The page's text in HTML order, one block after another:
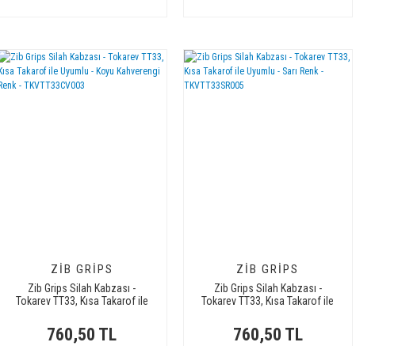
ZIB GRIPS
Zib Grips Silah Kabzası -
Tokarev TT33, Kısa Takarof ile
- TKVTT33CV003
760,50 TL
ZIB GRIPS
Zib Grips Silah Kabzası -
Tokarev TT33, Kısa Takarof ile
TKVTT33SR005
760,50 TL